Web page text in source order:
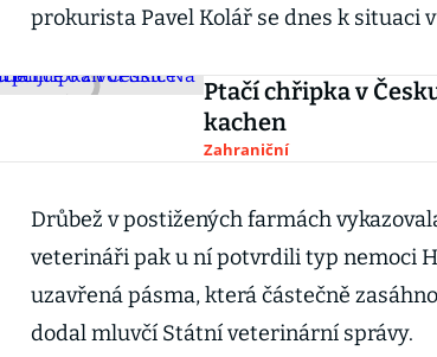
prokurista Pavel Kolář se dnes k situaci
Ptačí chřipka v
kachen
Zahraniční
Drůbež v postižených farmách
veterináři pak u ní potvrdili typ nemoci
uzavřená pásma, která částečně
dodal mluvčí Státní veterinární správy.